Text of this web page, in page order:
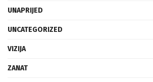
UNAPRIJED
UNCATEGORIZED
VIZIJA
ZANAT